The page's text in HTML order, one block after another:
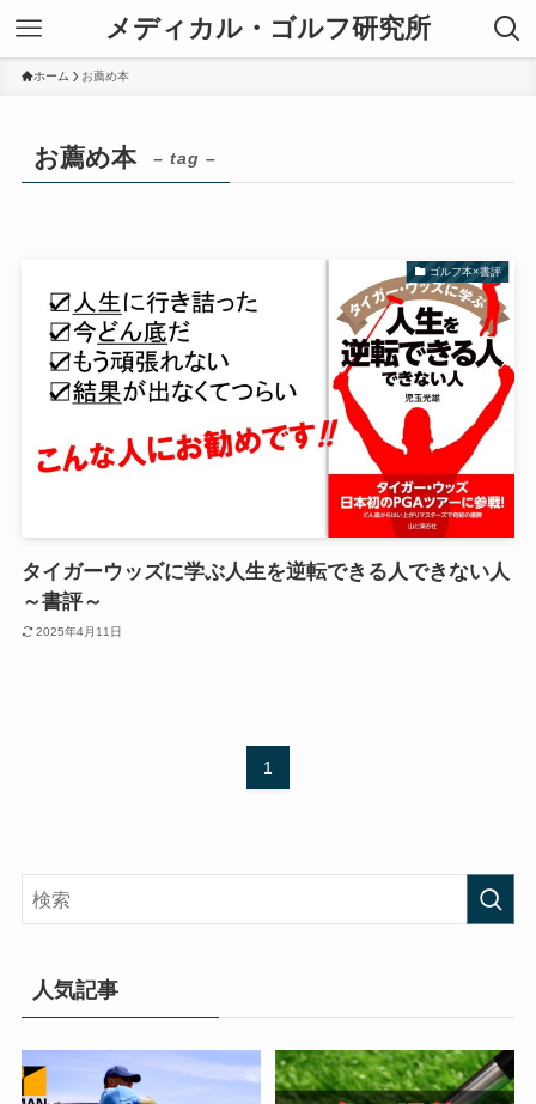
メディカル・ゴルフ研究所
ホーム お薦め本
お薦め本 – tag –
ゴルフ本×書評
タイガーウッズに学ぶ人生を逆転できる人できない人
～書評～
2025年4月11日
1
人気記事